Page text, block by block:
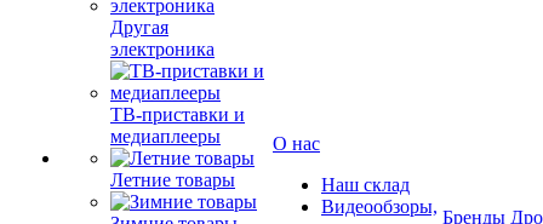
Другая
электроника
ТВ-приставки и
медиаплееры
Летние товары
О нас
Наш склад
Видеообзоры,
Бренды